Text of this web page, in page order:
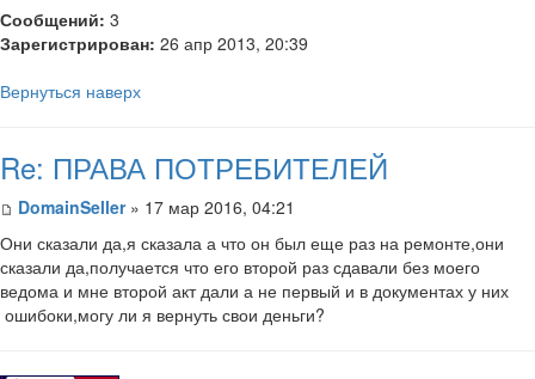
Сообщений: 3
Зарегистрирован: 26 апр 2013, 20:39
Вернуться наверх
Re: ПРАВА ПОТРЕБИТЕЛЕЙ
DomainSeller» 17 мар 2016, 04:21
Они сказали да,я сказала а что он был еще раз на ремонте,они
сказали да,получается что его второй раз сдавали без моего
ведома и мне второй акт дали а не первый и в документах у них
ошибоки,могу ли я вернуть свои деньги?